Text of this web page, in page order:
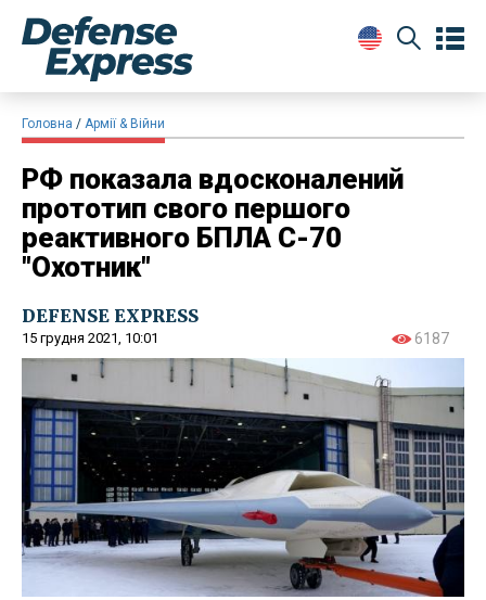
Головна Армії & Війни
РФ показала вдосконалений
прототип свого першого
реактивного БПЛА С-70
"Охотник"
DEFENSE EXPRESS
15 грудня 2021, 10:01 6187